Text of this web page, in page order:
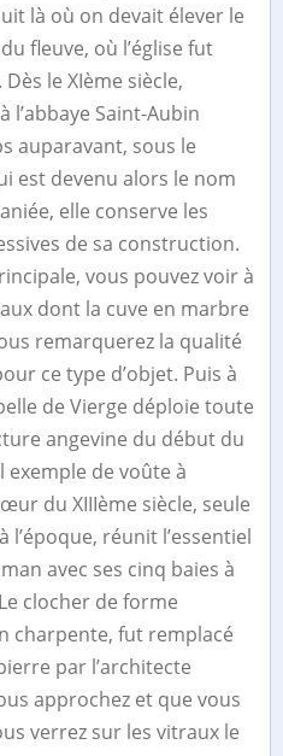
là où on devait élever le
fleuve, où l’église fut
le XIème siècle,
l’abbaye Saint-Aubin
auparavant, sous le
est devenu alors le nom
elle conserve les
de sa construction.
vous pouvez voir à
dont la cuve en marbre
remarquerez la qualité
ce type d’objet. ​Puis à
de Vierge déploie toute
angevine du début du
exemple de voûte à
du XIIIème siècle, seule
l’époque, réunit l’essentiel
avec ses cinq baies à
clocher de forme
charpente, fut remplacé
par l’architecte
approchez et que vous
verrez sur les vitraux le